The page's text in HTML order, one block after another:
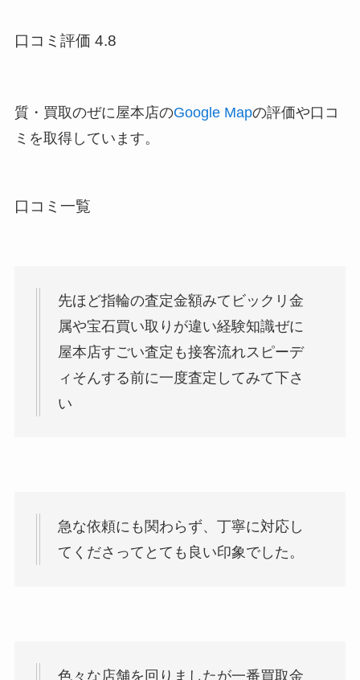
口コミ評価 4.8
質・買取のぜに屋本店のGoogle Mapの評価や口コ
ミを取得しています。
口コミ一覧
先ほど指輪の査定金額みてビックリ金
属や宝石買い取りが違い経験知識ぜに
屋本店すごい査定も接客流れスピーデ
ィそんする前に一度査定してみて下さ
い
急な依頼にも関わらず、丁寧に対応し
てくださってとても良い印象でした。
色々な店舗を回りましたが一番買取金